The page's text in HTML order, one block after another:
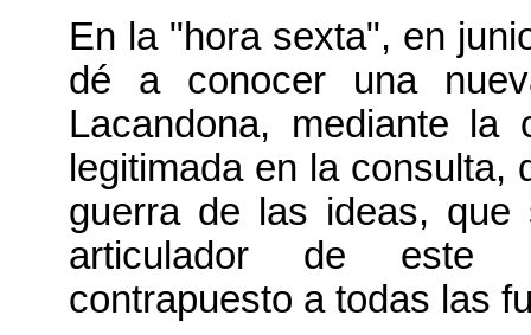
En la "hora sexta", en
dé a conocer una
Lacandona, mediante
legitimada en la consulta,
guerra de las ideas, que
articulador de este
contrapuesto a todas las